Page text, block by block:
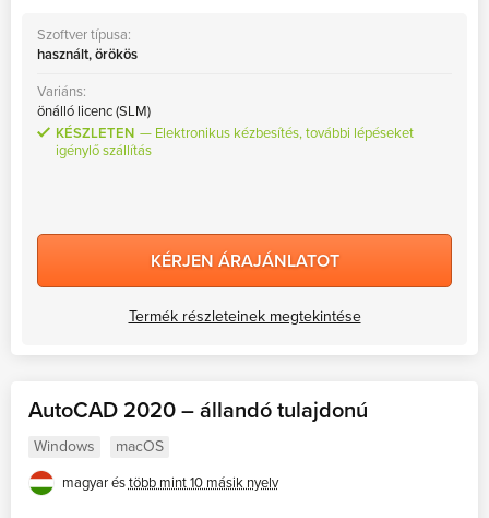
Szoftver típusa:
használt, örökös
Variáns:
önálló licenc (SLM)
KÉSZLETEN
Elektronikus kézbesítés, további lépéseket
igénylő szállítás
KÉRJEN ÁRAJÁNLATOT
Termék részleteinek megtekintése
AutoCAD 2020 – állandó tulajdonú
Windows macOS
magyar éstöbb mint 10 másik nyelv